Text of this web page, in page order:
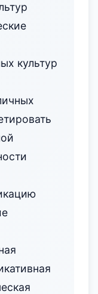
культур